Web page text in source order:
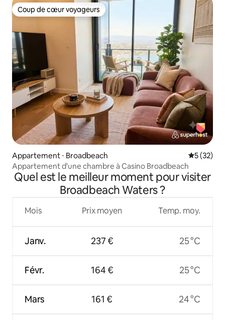
Coup de cœur voyageurs
Coup de cœur voyageurs
Appartement ⋅ Broadbeach
5 (32)
Appartement d'une chambre à Casino Broadbeach
Quel est le meilleur moment pour visiter
Broadbeach Waters ?
Mois
Janv.
Févr.
Mars
Prix moyen
237 €
164 €
161 €
Temp. moy.
25 °C
25 °C
24 °C